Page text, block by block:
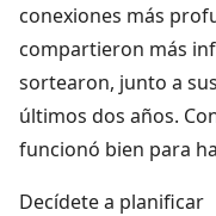
conexiones más
compartieron más
sortearon, junto a
últimos dos años.
funcionó bien para
Decídete a planificar